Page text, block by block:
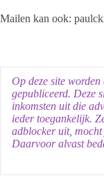
Mailen kan ook:
Op deze site worden
gepubliceerd. Deze
inkomsten uit die
ieder toegankelijk.
adblocker uit,
Daarvoor alvast